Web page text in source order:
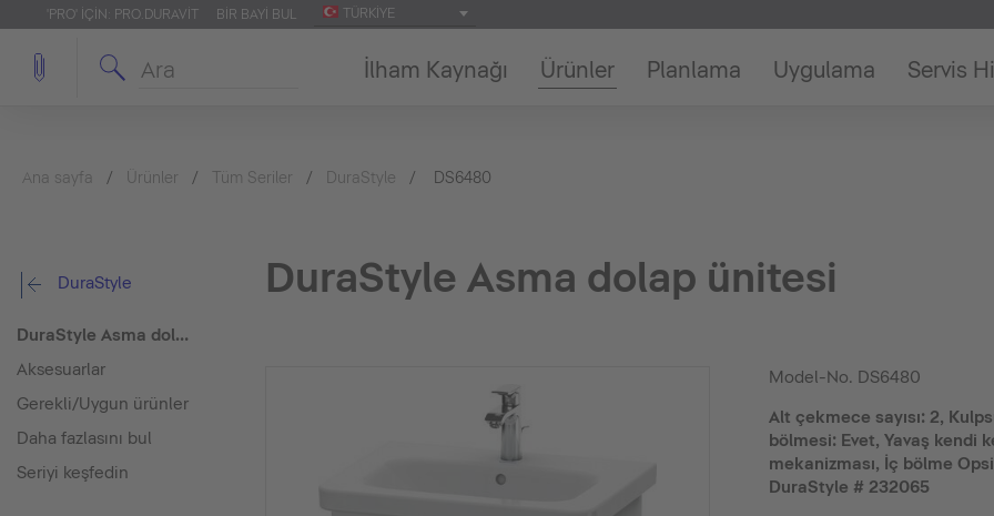
'PRO' IÇIN: PRO.DURAVIT BIR BAYI BUL TÜRKIYE
İlham Kaynağı Ürünler Planlama Uygulama Servis
Ana sayfa Ürünler Tüm Seriler DuraStyle DS6480
DuraStyle
DuraStyle Asma dolap ünitesi
Aksesuarlar
Gerekli/Uygun ürünler
Daha fazlasını bul
Seriyi keşfedin
DuraStyle Asma dolap ünitesi
Model-No. DS6480
Alt çekmece sayısı: 2,
bölmesi: Evet, Yavaş kendi
mekanizması, İç bölme
DuraStyle # 232065